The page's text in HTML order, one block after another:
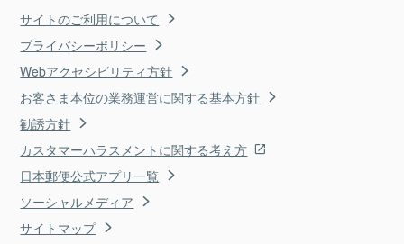
サイトのご利用について
プライバシーポリシー
Webアクセシビリティ方針
お客さま本位の業務運営に関する基本方針
勧誘方針
カスタマーハラスメントに関する考え方
日本郵便公式アプリ一覧
ソーシャルメディア
サイトマップ